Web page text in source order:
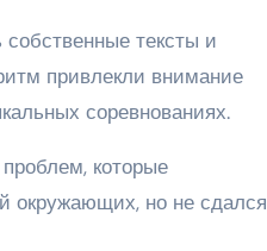
тексты и
привлекли внимание
соревнованиях.
которые
окружающих, но не сдался